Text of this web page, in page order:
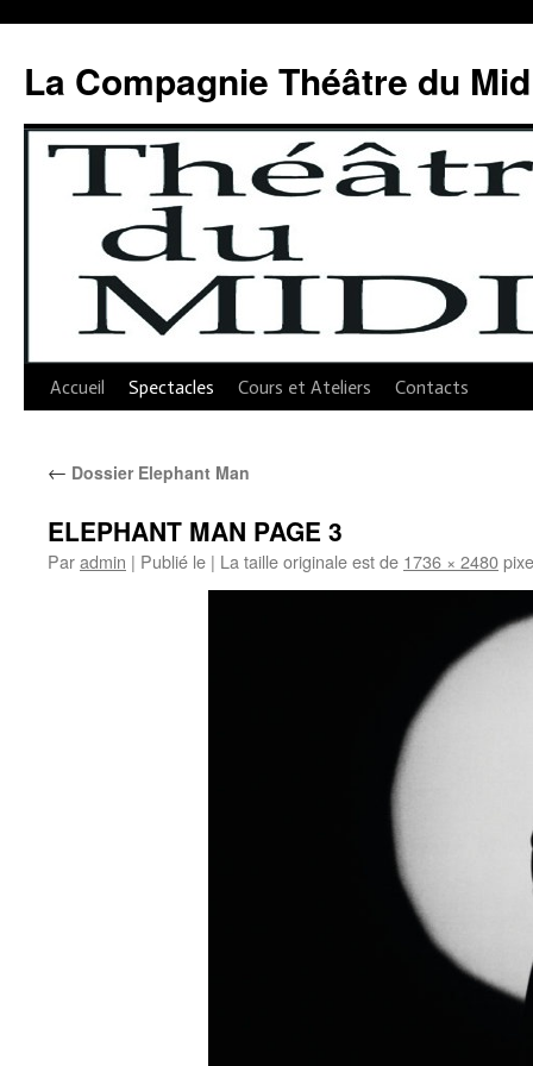
contenu
La Compagnie Théâtre du
Accueil Spectacles Cours et Ateliers Contacts
← Dossier Elephant Man
ELEPHANT MAN PAGE 3
Paradmin | Publié le | La taille originale est de 1736 × 2480